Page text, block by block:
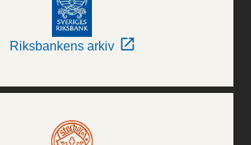
Riksbankens arkiv